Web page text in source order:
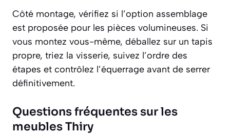
Côté montage, vérifiez si l’option assemblage
est proposée pour les pièces volumineuses. Si
vous montez vous-même, déballez sur un tapis
propre, triez la visserie, suivez l’ordre des
étapes et contrôlez l’équerrage avant de serrer
définitivement.
Questions fréquentes sur les
meubles Thiry